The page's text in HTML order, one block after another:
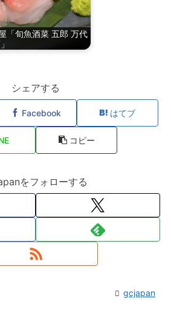
「旬魚酒菜 五郎 万代
シェアする
Facebook はてブ
コピー
をフォローする
gcjapan